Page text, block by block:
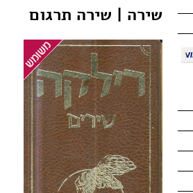
שירה | שירה תרגום